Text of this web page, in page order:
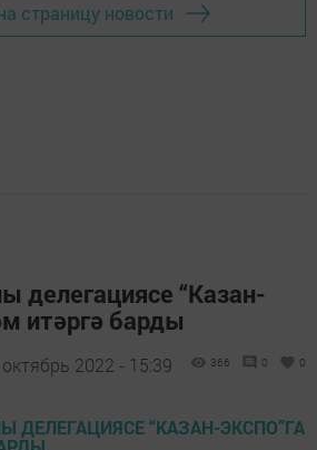
страницу новости
делегациясе “Казан-
итәргә барды
2022 - 15:39 366 0 0